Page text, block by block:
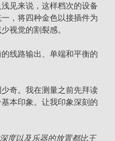
见来说，这样档次的设备
，将四种金色以接插件为
视觉的割裂感。
线路输出、单端和平衡的
奇。我在测量之前先拜读
本印象。让我印象深刻的
度以及乐器的放置都比王